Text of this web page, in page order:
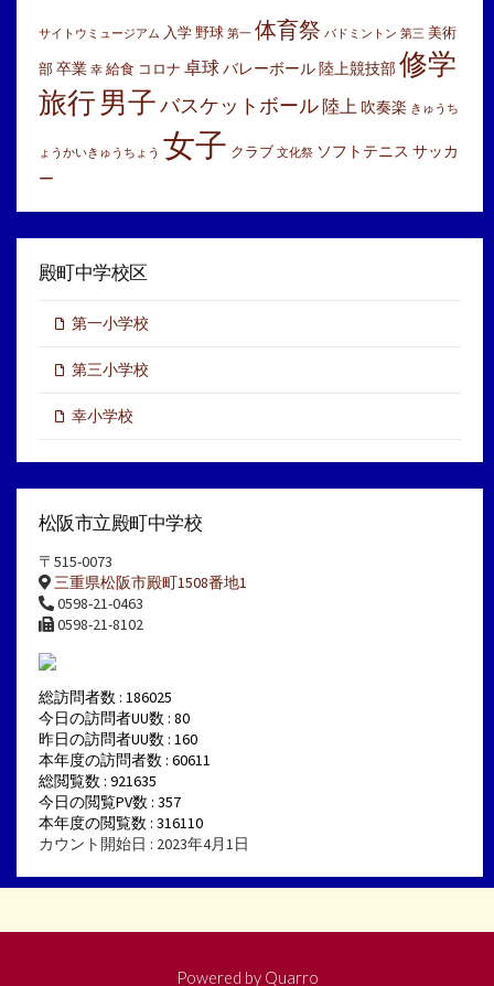
サイトウミュージアム 入学 野球 第一 体育祭 バドミントン 第三 美術
部 卒業 幸 給食 コロナ 卓球バレーボール陸上競技部修学
旅行男子バスケットボール陸上 吹奏楽 きゅうち
ょうかいきゅうちょう 女子 クラブ 文化祭 ソフトテニス サッカ
ー
殿町中学校区
第一小学校
第三小学校
幸小学校
松阪市立殿町中学校
〒515-0073
三重県松阪市殿町1508番地1
0598-21-0463
0598-21-8102
総訪問者数 : 186025
今日の訪問者UU数 : 80
昨日の訪問者UU数 : 160
本年度の訪問者数 : 60611
総閲覧数 : 921635
今日の閲覧PV数 : 357
本年度の閲覧数 : 316110
カウント開始日 : 2023年4月1日
Powered by Quarro